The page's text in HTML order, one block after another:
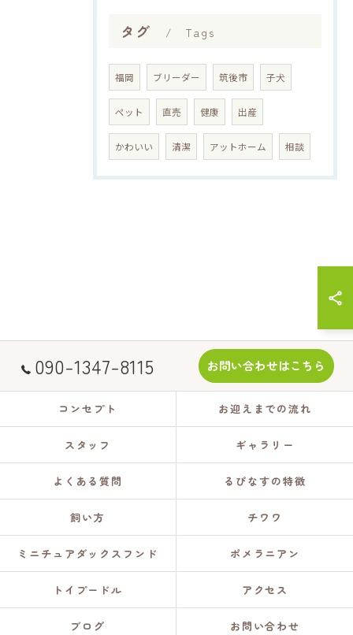
タグ Tags
福岡 ブリーダー 筑後市 子犬
ペット 直売 健康 出産
かわいい 清潔 アットホーム 相談
090-1347-8115 お問い合わせはこちら
コンセプト お迎えまでの流れ
スタッフ ギャラリー
よくある質問 るぴなすの特徴
飼い方 チワワ
ミニチュアダックスフンド ポメラニアン
トイプードル アクセス
ブログ お問い合わせ